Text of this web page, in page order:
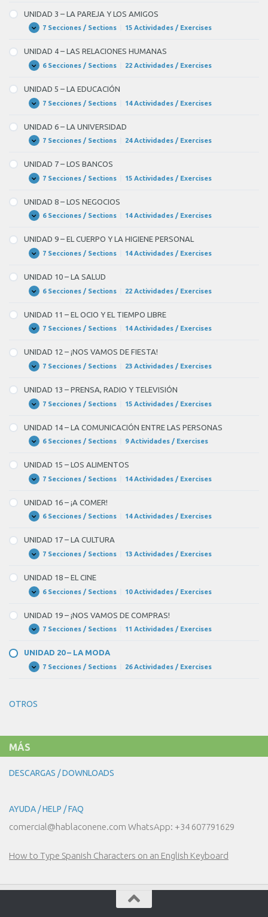
–
CÓMO
ESTÁS
UNIDAD 3 – LA PAREJA Y LOS AMIGOS
Expandir
UNIDAD
–
LA
PAREJA
Y
AMIGOS
7 Secciones / Sections 15 Actividades / Exercises
UNIDAD 4 – LAS RELACIONES HUMANAS
Expandir
UNIDAD
–
LAS
RELACIONES
HUMANAS
6 Secciones / Sections 22 Actividades / Exercises
UNIDAD 5 – LA EDUCACIÓN
Expandir
UNIDAD
–
LA
EDUCACIÓN
7 Secciones / Sections 14 Actividades / Exercises
UNIDAD 6 – LA UNIVERSIDAD
Expandir
UNIDAD
–
LA
UNIVERSIDAD
7 Secciones / Sections 24 Actividades / Exercises
UNIDAD 7 – LOS BANCOS
Expandir
UNIDAD
–
LOS
BANCOS
7 Secciones / Sections 15 Actividades / Exercises
UNIDAD 8 – LOS NEGOCIOS
Expandir
UNIDAD
–
LOS
NEGOCIOS
6 Secciones / Sections 14 Actividades / Exercises
UNIDAD 9 – EL CUERPO Y LA HIGIENE PERSONAL
Expandir
UNIDAD
–
EL
CUERPO
Y
HIGIENE
PERSONAL
7 Secciones / Sections 14 Actividades / Exercises
UNIDAD 10 – LA SALUD
Expandir
UNIDAD
–
LA
SALUD
6 Secciones / Sections 22 Actividades / Exercises
UNIDAD 11 – EL OCIO Y EL TIEMPO LIBRE
Expandir
UNIDAD
–
EL
OCIO
Y
TIEMPO
LIBRE
7 Secciones / Sections 14 Actividades / Exercises
UNIDAD 12 – ¡NOS VAMOS DE FIESTA!
Expandir
UNIDAD
–
¡NOS
VAMOS
DE
7 Secciones / Sections 23 Actividades / Exercises
UNIDAD 13 – PRENSA, RADIO Y TELEVISIÓN
Expandir
UNIDAD
–
PRENSA,
RADIO
Y
7 Secciones / Sections 15 Actividades / Exercises
UNIDAD 14 – LA COMUNICACIÓN ENTRE LAS PERSONAS
Expandir
UNIDAD
–
LA
COMUNICACIÓN
ENTRE
PERSONAS
6 Secciones / Sections 9 Actividades / Exercises
UNIDAD 15 – LOS ALIMENTOS
Expandir
UNIDAD
–
LOS
ALIMENTOS
7 Secciones / Sections 14 Actividades / Exercises
UNIDAD 16 – ¡A COMER!
Expandir
UNIDAD
–
¡A
COMER!
6 Secciones / Sections 14 Actividades / Exercises
UNIDAD 17 – LA CULTURA
Expandir
UNIDAD
–
LA
CULTURA
7 Secciones / Sections 13 Actividades / Exercises
UNIDAD 18 – EL CINE
Expandir
UNIDAD
–
EL
CINE
6 Secciones / Sections 10 Actividades / Exercises
UNIDAD 19 – ¡NOS VAMOS DE COMPRAS!
Expandir
UNIDAD
–
¡NOS
VAMOS
DE
7 Secciones / Sections 11 Actividades / Exercises
UNIDAD 20 – LA MODA
Expandir
UNIDAD
MODA
7 Secciones / Sections 26 Actividades / Exercises
OTROS
MÁS
DESCARGAS / DOWNLOADS
AYUDA / HELP / FAQ
comercial@hablaconene.com WhatsApp: +34 607791629
How to Type Spanish Characters on an English Keyboard